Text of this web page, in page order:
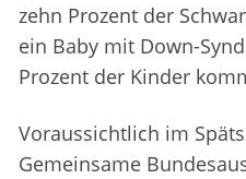
zehn Prozent der
ein Baby mit Down-
Prozent der Kinder
Voraussichtlich im
Gemeinsame